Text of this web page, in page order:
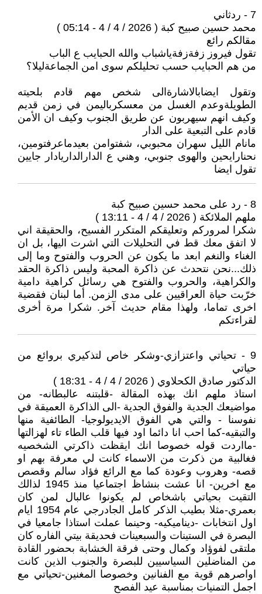
7 - ردثاني
محمد حسين صبيح كبة ( 2026 / 4 / 4 - 05:14 )
مقالكم رائع
تقول فيروز زفةزفةياشباب والله الحبايب ع الباب
من هم الحبايب حسب تحليلكم سوى امن الجماعةليلا؟
وتقول ايضابالاشارةالى شخص مهم قادم بلحيته
الطويلةوعدم الغسل من معسكرباليمن في زمن قديم
وكيف انهم سيهربون عن طريق الجنوب وكيف ان الأمن
قادم على التبعية على الدار
مانام الليل سهران محبوبي، شفتوامن بعيدماعرفتومين،
نحنارايحين والهوى جنوبي، وهني ع الدارالداريادار جايين
تقول ايضا
8 - رد على محمد حسين صبيح كبة
ملهم الملائكة ( 2026 / 4 / 4 - 13:11 )
شكرا لمروركم وتعليقكم المتكرر الفسيح، والحقيقة اني
لا اتفق معك قط في التحليلات التي اشرت اليها، بل ان
الغناء والنغم ابعد ما يكون عن الحروب والفتوح وما إلى
ذلك...نحن نتحدث عن ذاكرة المحبة وليس ذاكرة الحقد
والكراهية، والحروب والفتوح هي رسائل كراهية دامية
خرّبت حياة العراقيين على مدى الزمن. أما لبنان فقضية
اخرى تماما، ولهذا مقام حديث آخر. شكرا مرة أخرى
لقراءتكم
9 - تحياتي واعتزازي-وشكر خاص لتذكيري بروائع من
حياتي
الدكتور صادق الكحلاوي ( 2026 / 4 / 4 - 18:31 )
استاذ ملهم انك بهذه المقالة -قلبتنه عالبطانه- من
مواضيعك الجدية والفوق الجدية -الى الذاكرة العميقة في
نفوسنا - والتي هي الفوق الايديولوجيا- الطائفية منها
والتبقيه-كما احب انا دائما اود فيها قلب الطاء تاء لهزالتها
-مااردت قوله خصوصا انك ايقظت ذاكرتي الشخصيه
فغالبية من ذكرت من الاسماء كانت لي معرفة بهم او
قصه- وهروب وعودة كما مع الرائع فؤاد سالم وقصص
مع اخرين- انا عشت بنشاظ اجتماعيا منذ 1945 لذالك
التقيت بحياتي باشخاص لم يكونوا عالبال لمن كان
بعمري-مثلا بطيب الذكر كامل الجادرجي عام 1954 ايام
اول انتخابات -ديناميكيه- وحينما عملت استاذا جامعيا في
البصرة في الستينات والسبعينات فحديقة بيتي الفاره كان
ملتقى لفوؤاد وكمال وحتى فرقة الخشابة بحضور القادة
من المناضلين السياسيين للبصرة والجنوب الذين كانت
اواصرهم قوية مع الفنانين وخصوصا المغنين-تحياتي مع
اجمل التمنيات بمناسبة عيد الفصح